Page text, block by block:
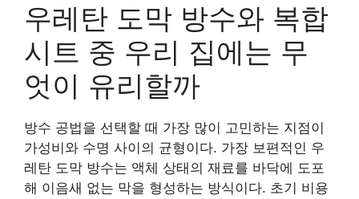
우레탄 도막 방수와 복합
시트 중 우리 집에는 무
엇이 유리할까
방수 공법을 선택할 때 가장 많이 고민하는 지점이
가성비와 수명 사이의 균형이다. 가장 보편적인 우
레탄 도막 방수는 액체 상태의 재료를 바닥에 도포
해 이음새 없는 막을 형성하는 방식이다. 초기 비용